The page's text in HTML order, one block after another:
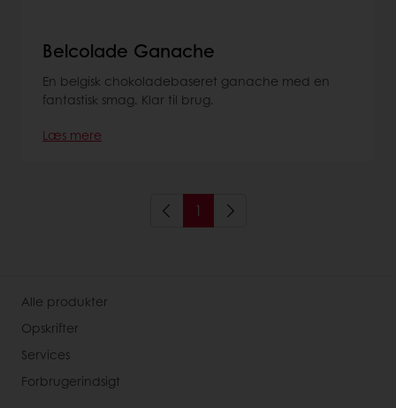
Belcolade Ganache
En belgisk chokoladebaseret ganache med en
fantastisk smag. Klar til brug.
Læs mere
1
Alle produkter
Opskrifter
Services
Forbrugerindsigt